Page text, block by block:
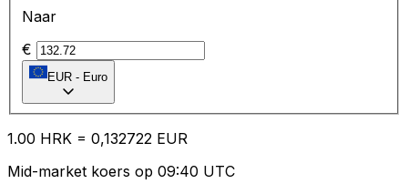
Naar
€
EUR - Euro
1.00 HRK = 0,132722 EUR
Mid-market koers op 09:40 UTC